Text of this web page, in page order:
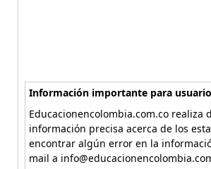
Información importante para
Educacionencolombia.com.co
información precisa acerca de los
encontrar algún error en la
mail a